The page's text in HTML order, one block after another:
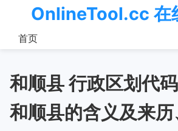
OnlineTool.cc 在
首页
和顺县的含义及来历